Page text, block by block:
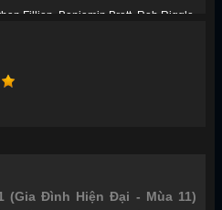
Fillion Benjamin Bratt Rob Riggle
(Gia Đình Hiện Đại - Mùa 11)